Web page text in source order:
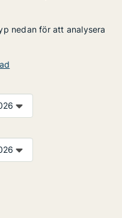
nedan för att analysera